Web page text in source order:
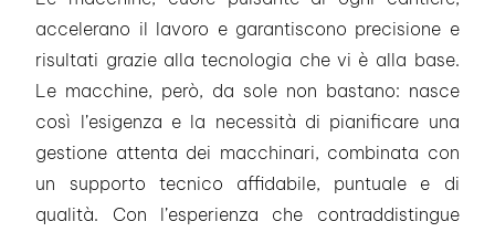
accelerano il lavoro e garantiscono precisione e
risultati grazie alla tecnologia che vi è alla base.
Le macchine, però, da sole non bastano: nasce
così l’esigenza e la necessità di pianificare una
gestione attenta dei macchinari, combinata con
un supporto tecnico affidabile, puntuale e di
qualità. Con l’esperienza che contraddistingue